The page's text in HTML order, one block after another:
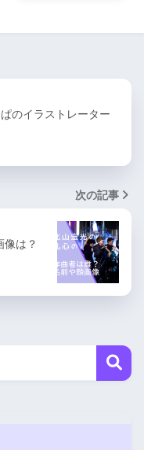
のイラストレーター
次の記事
像は？